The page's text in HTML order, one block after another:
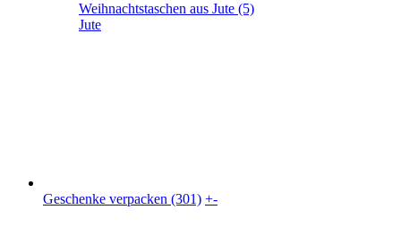
Weihnachtstaschen aus Jute (5)
Jute
Geschenke verpacken (301) +-